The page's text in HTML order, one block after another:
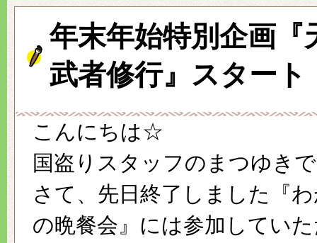
年末年始特別企画『
武者修行』スタート
こんにちは☆
国盗りスタッフのまつゆき
さて、先日終了しました『
の晩餐会』には参加してい